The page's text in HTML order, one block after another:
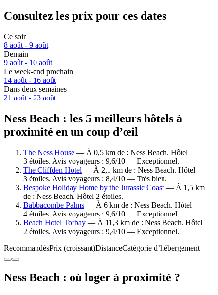
Consultez les prix pour ces dates
Ce soir
8 août - 9 août
Demain
9 août - 10 août
Le week-end prochain
14 août - 16 août
Dans deux semaines
21 août - 23 août
Ness Beach : les 5 meilleurs hôtels à
proximité en un coup d’œil
The Ness House — À 0,5 km de : Ness Beach. Hôtel
3 étoiles. Avis voyageurs : 9,6/10 — Exceptionnel.
The Cliffden Hotel — À 2,1 km de : Ness Beach. Hôtel
3 étoiles. Avis voyageurs : 8,4/10 — Très bien.
Bespoke Holiday Home by the Jurassic Coast — À 1,5 km
de : Ness Beach. Hôtel 2 étoiles.
Babbacombe Palms — À 6 km de : Ness Beach. Hôtel
4 étoiles. Avis voyageurs : 9,6/10 — Exceptionnel.
Beach Hotel Torbay — À 11,3 km de : Ness Beach. Hôtel
2 étoiles. Avis voyageurs : 9,4/10 — Exceptionnel.
RecommandésPrix (croissant)DistanceCatégorie d’hébergement
Ness Beach : où loger à proximité ?